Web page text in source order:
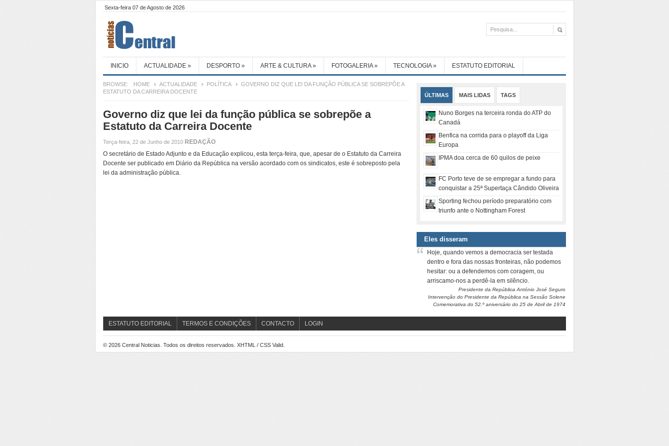
Sexta-feira 07 de Agosto de 2026
INICIO ACTUALIDADE » DESPORTO » ARTE & CULTURA» FOTOGALERIA» TECNOLOGIA» ESTATUTO EDITORIAL
BROWSE: HOME ACTUALIDADE POLÍTICA
GOVERNO DIZ QUE LEI DA FUNÇÃO PÚBLICA SE SOBREPÕE A
ESTATUTO DA CARREIRA DOCENTE
Governo diz que lei da função pública se sobrepõe a
Estatuto da Carreira Docente
Terça-feira, 22 de Junho de 2010 REDAÇÃO
O secretário de Estado Adjunto e da Educação explicou, esta terça-feira, que, apesar de o Estatuto da Carreira
Docente ser publicado em Diário da República na versão acordado com os sindicatos, este é sobreposto pela
lei da administração pública.
ÚLTIMAS MAIS LIDAS TAGS
Nuno Borges na terceira ronda do ATP do
Canadá
Benfica na corrida para o playoff da Liga
Europa
IPMA doa cerca de 60 quilos de peixe
FC Porto teve de se empregar a fundo para
conquistar a 25ª Supertaça Cândido Oliveira
Sporting fechou período preparatório com
triunfo ante o Nottingham Forest
Eles disseram
Hoje, quando vemos a democracia ser testada
dentro e fora das nossas fronteiras, não podemos
hesitar: ou a defendemos com coragem, ou
arriscamo-nos a perdê-la em silêncio.
Presidente da República António José Seguro
Intervenção do Presidente da República na Sessão Solene
Comemorativa do 52.º aniversário do 25 de Abril de 1974
ESTATUTO EDITORIAL TERMOS E CONDIÇÕES CONTACTO LOGIN
© 2026 Central Noticias . Todos os direitos reservados. XHTML / CSS Valid.